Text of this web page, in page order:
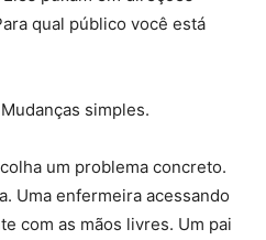
qual público você está
simples.
um problema concreto.
Uma enfermeira acessando
com as mãos livres. Um pai